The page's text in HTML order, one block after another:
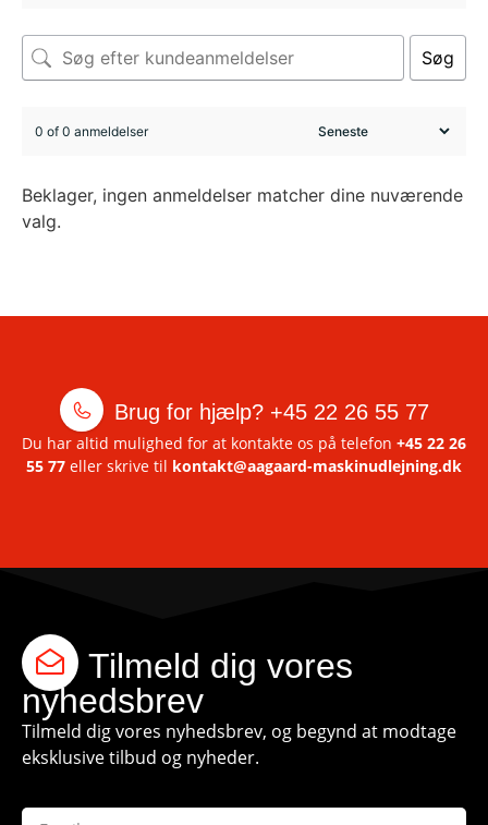
Søg
0 of 0 anmeldelser
Beklager, ingen anmeldelser matcher dine nuværende
valg.
Brug for hjælp? +45 22 26 55 77
Du har altid mulighed for at kontakte os på telefon +45 22 26
55 77 eller skrive til kontakt@aagaard-maskinudlejning.dk
Tilmeld dig vores
nyhedsbrev
Tilmeld dig vores nyhedsbrev, og begynd at modtage
eksklusive tilbud og nyheder.